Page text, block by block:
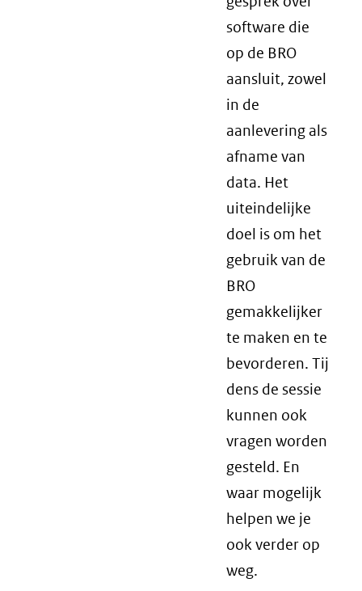
software die
op de BRO
aansluit, zowel
in de
aanlevering als
afname van
data. Het
uiteindelijke
doel is om het
gebruik van de
BRO
gemakkelijker
te maken en te
bevorderen. Tij
dens de sessie
kunnen ook
vragen worden
gesteld. En
waar mogelijk
helpen we je
ook verder op
weg.